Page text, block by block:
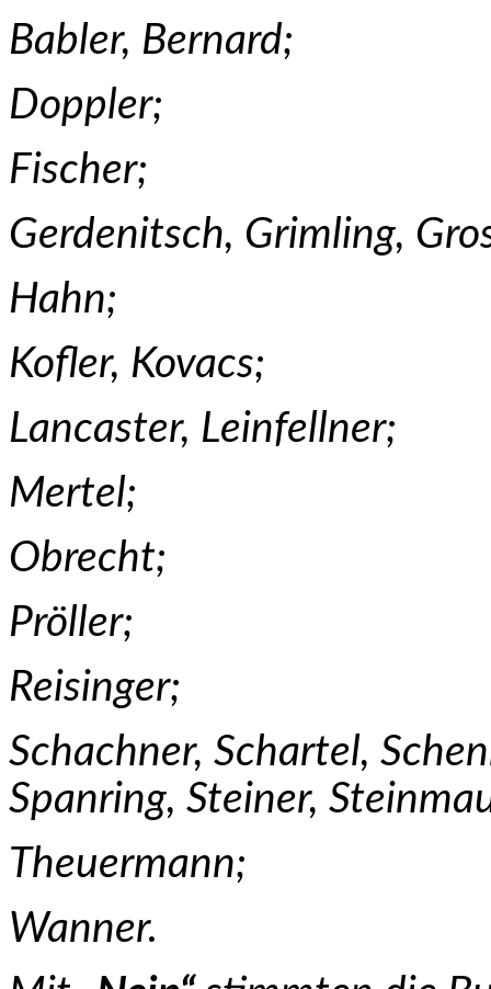
Babler, Bernard;
Doppler;
Fischer;
Gerdenitsch, Grimling,
Hahn;
Kofler, Kovacs;
Lancaster, Leinfellner;
Mertel;
Obrecht;
Pröller;
Reisinger;
Schachner, Schartel,
Spanring, Steiner,
Theuermann;
Wanner.